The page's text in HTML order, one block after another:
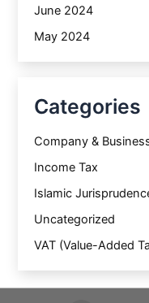
June 2024
May 2024
Categories
Company &
Income Tax
Islamic
Uncategorized
VAT (Value-Added